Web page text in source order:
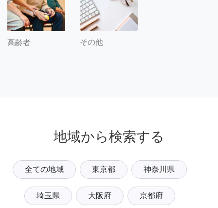
高齢者 その他
地域から検索する
全ての地域 東京都 神奈川県
埼玉県 大阪府 京都府